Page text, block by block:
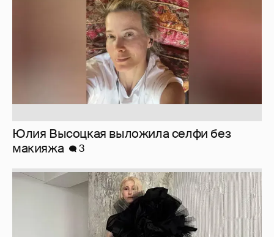
Журналистка Сулим примерила новый